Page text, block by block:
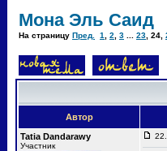
Мона Эль Саид
На страницу Пред. 1 2 3 23 24
Автор
Tatia Dandarawy
Участник